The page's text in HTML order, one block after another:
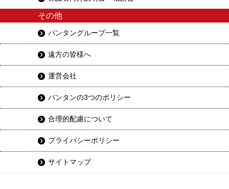
その他
バンタングループ一覧
遠方の皆様へ
運営会社
バンタンの3つのポリシー
合理的配慮について
プライバシーポリシー
サイトマップ